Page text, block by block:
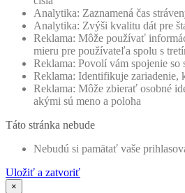
Analytika: Zaznamená čas
Analytika: Zvýši kvalitu dát pre
Reklama: Môže používať
mieru pre používateľa spolu s
Reklama: Povolí vám spojenie so
Reklama: Identifikuje zariadenie,
Reklama: Môže zbierať osobné
akými sú meno a poloha
Táto stránka nebude
Nebudú si pamätať vaše
Uložiť a zatvoriť
×